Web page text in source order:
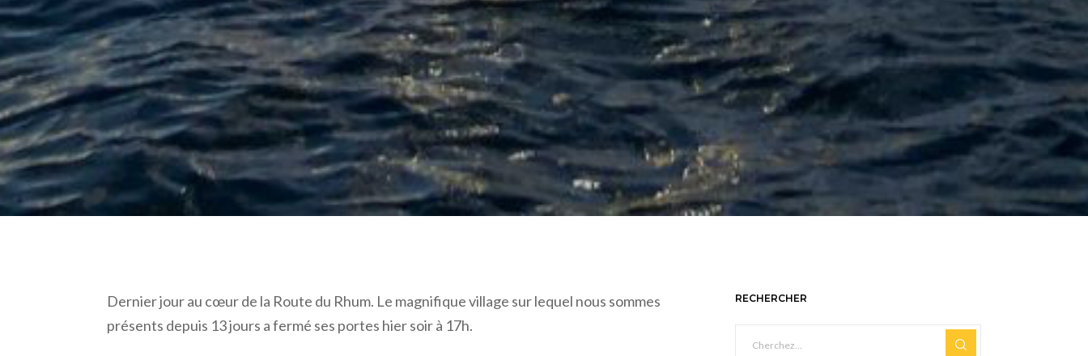
Dernier jour au cœur de la Route du Rhum. Le magnifique village sur lequel nous sommes
présents depuis 13 jours a fermé ses portes hier soir à 17h.
RECHERCHER